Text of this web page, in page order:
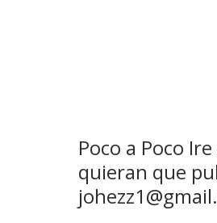
Poco a Poco
quieran que